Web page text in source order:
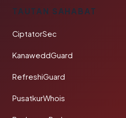
TAUTAN SAHABAT
CiptatorSec
KanaweddGuard
RefreshiGuard
PusatkurWhois